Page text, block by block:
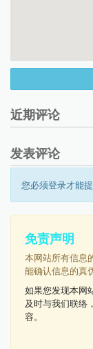
近期评论
发表评论
您必须登录才能提
免责声明
本网站所有信息
能确认信息的真
如果您发现本网
及时与我们联络
容。